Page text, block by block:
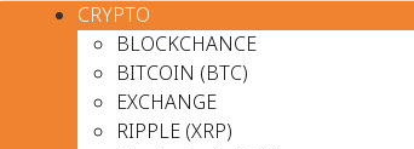
CRYPTO
BLOCKCHANCE
BITCOIN (BTC)
EXCHANGE
RIPPLE (XRP)